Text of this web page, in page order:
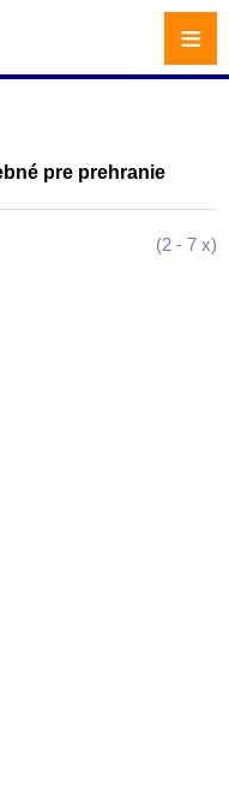
pre prehranie
(2 - 7 x)
≡